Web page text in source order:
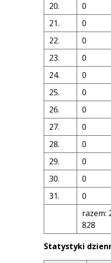
20.
0
21.
0
22.
0
23.
0
24.
0
25.
0
26.
0
27.
0
28.
0
29.
0
30.
0
31.
0
razem:
828
Statystyki